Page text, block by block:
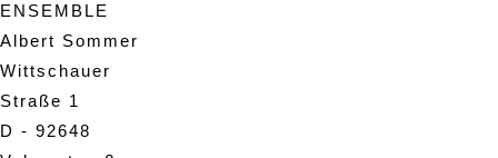
ENSEMBLE
Albert Sommer
Wittschauer
Straße 1
D - 92648